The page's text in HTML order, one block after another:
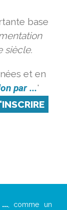
base
siècle.
et en
par ...'
..., comme un